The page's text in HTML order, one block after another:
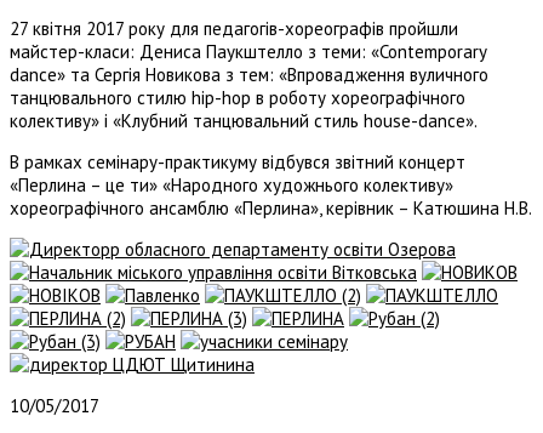
27 квітня 2017 року для педагогів-хореографів пройшли
майстер-класи: Дениса Паукштелло з теми: «Contemporary
dance» та Сергія Новикова з тем: «Впровадження вуличного
танцювального стилю hip-hop в роботу хореографічного
колективу» і «Клубний танцювальний стиль house-dance».
В рамках семінару-практикуму відбувся звітний концерт
«Перлина – це ти» «Народного художнього колективу»
хореографічного ансамблю «Перлина», керівник – Катюшина Н.В.
10/05/2017